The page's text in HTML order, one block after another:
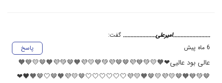
.........................امیرعلی...................... گفت:
پاسخ
6 ماه پیش
عالی بود عالیی❤🧡💛💚💙💜🤎🤎💜💚💙💛💜🧡🤎💚💜🧡🤎💛💙🧡
🤎💚💙🧡🤎💛💜💛🤎🧡💛💜🤍🤍🤍🤍🤍🤍🤎💛💜🧡🤎🤍🤎🧡🖤❤